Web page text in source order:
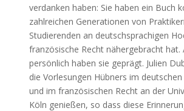
verdanken haben: Sie haben ein Buch
zahlreichen Generationen von
Studierenden an deutschsprachigen
französische Recht nähergebracht hat.
persönlich haben sie geprägt. Julien
die Vorlesungen Hübners im
und im französischen Recht an der
Köln genießen, so dass diese